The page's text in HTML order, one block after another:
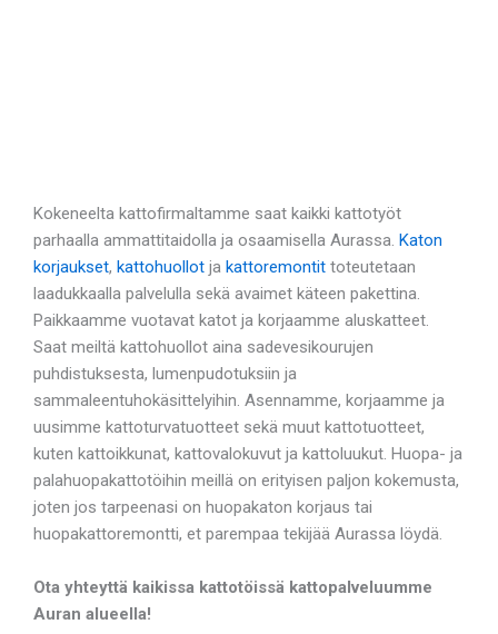
Kokeneelta kattofirmaltamme saat kaikki kattotyöt
parhaalla ammattitaidolla ja osaamisella Aurassa. Katon
korjaukset, kattohuollot ja kattoremontit toteutetaan
laadukkaalla palvelulla sekä avaimet käteen pakettina.
Paikkaamme vuotavat katot ja korjaamme aluskatteet.
Saat meiltä kattohuollot aina sadevesikourujen
puhdistuksesta, lumenpudotuksiin ja
sammaleentuhokäsittelyihin. Asennamme, korjaamme ja
uusimme kattoturvatuotteet sekä muut kattotuotteet,
kuten kattoikkunat, kattovalokuvut ja kattoluukut. Huopa- ja
palahuopakattotöihin meillä on erityisen paljon kokemusta,
joten jos tarpeenasi on huopakaton korjaus tai
huopakattoremontti, et parempaa tekijää Aurassa löydä.
Ota yhteyttä kaikissa kattotöissä kattopalveluumme
Auran alueella!